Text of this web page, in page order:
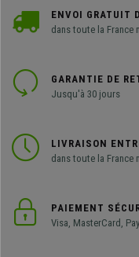
ENVOI GRATUIT
dans toute la France
GARANTIE DE
Jusqu'à 30 jours
LIVRAISON
dans toute la France
PAIEMENT
Visa, MasterCard,